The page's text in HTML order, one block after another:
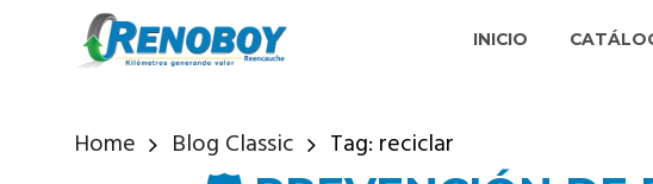
INICIO
Home Blog Classic Tag: reciclar